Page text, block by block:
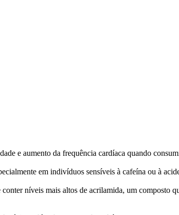
e aumento da frequência cardíaca quando
em indivíduos sensíveis à cafeína ou à
níveis mais altos de acrilamida, um composto